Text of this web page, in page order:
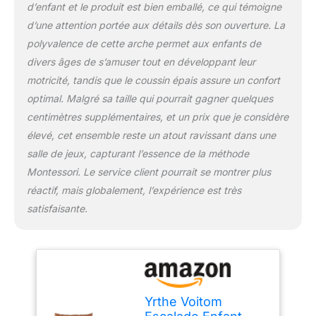
surface lisse et polie
pour la glisse. L'arche
également être retournée
et utilisée comme
balançoire, offrant de
nombreuses autres
options de jeu. Favorise
la motricité, la
coordination corporelle,
l'équilibre et le
développement cérébral
des enfants
CONÇU
POUR LES ENFANTS :
incitent à vivre des
aventures entre amis.
Des coussins moelleux
d’enfant et le produit est bien emballé, ce qui témoigne
d’une attention portée aux détails dès son ouverture. La
polyvalence de cette arche permet aux enfants de
divers âges de s’amuser tout en développant leur
motricité, tandis que le coussin épais assure un confort
optimal. Malgré sa taille qui pourrait gagner quelques
centimètres supplémentaires, et un prix que je considère
élevé, cet ensemble reste un atout ravissant dans une
salle de jeux, capturant l’essence de la méthode
Montessori. Le service client pourrait se montrer plus
réactif, mais globalement, l’expérience est très
satisfaisante.
Yrthe Voitom